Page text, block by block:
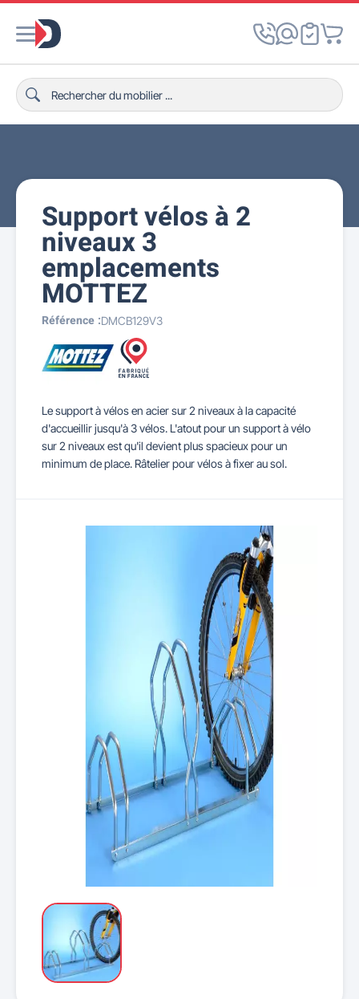
Support vélos à 2
niveaux 3
emplacements
MOTTEZ
Référence :DMCB129V3
Le support à vélos en acier sur 2 niveaux à la capacité
d'accueillir jusqu'à 3 vélos. L'atout pour un support à vélo
sur 2 niveaux est qu'il devient plus spacieux pour un
minimum de place. Râtelier pour vélos à fixer au sol.